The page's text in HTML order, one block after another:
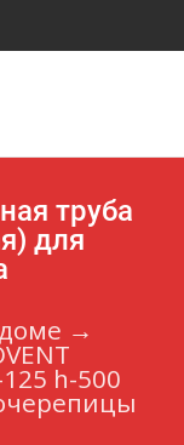
труба
для
→
h-500